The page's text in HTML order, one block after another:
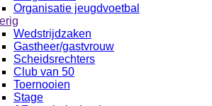
Organisatie jeugdvoetbal
Wedstrijdzaken
Gastheer/gastvrouw
Scheidsrechters
Club van 50
Toernooien
Stage